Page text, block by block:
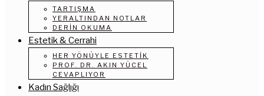
TARTIŞMA
YERALTINDAN NOTLAR
DERIN OKUMA
Estetik & Cerrahi
HER YÖNÜYLE ESTETIK
PROF. DR. AKIN YÜCEL
CEVAPLIYOR
Kadın Sağlığı